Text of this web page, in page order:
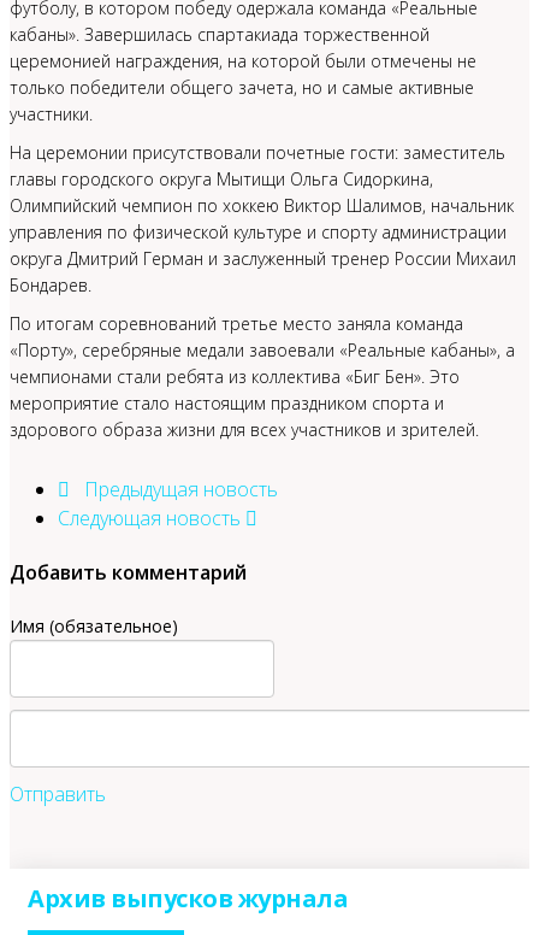
футболу, в котором победу одержала команда «Реальные
кабаны». Завершилась спартакиада торжественной
церемонией награждения, на которой были отмечены не
только победители общего зачета, но и самые активные
участники.
На церемонии присутствовали почетные гости: заместитель
главы городского округа Мытищи Ольга Сидоркина,
Олимпийский чемпион по хоккею Виктор Шалимов, начальник
управления по физической культуре и спорту администрации
округа Дмитрий Герман и заслуженный тренер России Михаил
Бондарев.
По итогам соревнований третье место заняла команда
«Порту», серебряные медали завоевали «Реальные кабаны», а
чемпионами стали ребята из коллектива «Биг Бен». Это
мероприятие стало настоящим праздником спорта и
здорового образа жизни для всех участников и зрителей.
Предыдущая новость
Следующая новость
Добавить комментарий
Имя (обязательное)
Отправить
Архив выпусков журнала